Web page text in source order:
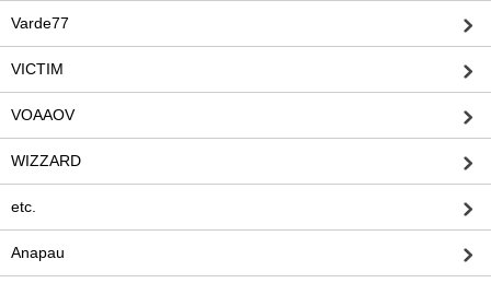
Varde77
VICTIM
VOAAOV
WIZZARD
etc.
Anapau